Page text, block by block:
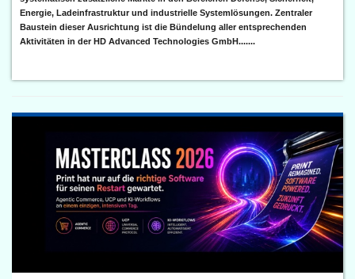
Energie, Ladeinfrastruktur und industrielle Systemlösungen. Zentraler
Baustein dieser Ausrichtung ist die Bündelung aller entsprechenden
Aktivitäten in der HD Advanced Technologies GmbH.......